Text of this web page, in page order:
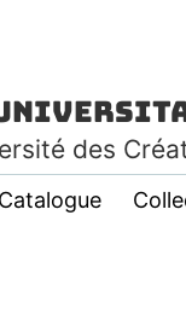
des
Catalogue